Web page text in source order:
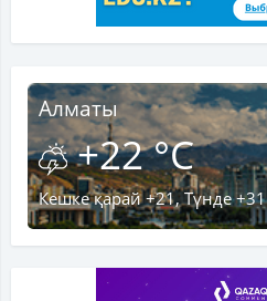
Алматы
+22 °C
Кешке қарай +21, Түнде +31